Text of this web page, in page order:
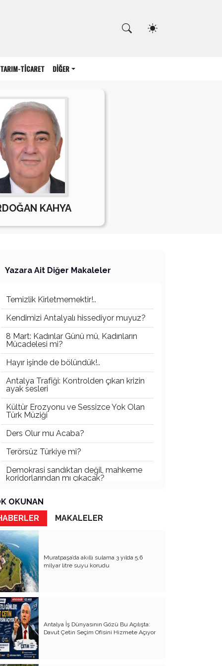
TARIM-TİCARET DİĞER
KAHYA
Yazara Ait Diğer Makaleler
Temizlik Kirletmemektir!..
Kendimizi Antalyalı hissediyor muyuz?
8 Mart: Kadınlar Günü mü, Kadınların
Mücadelesi mi?
Hayır işinde de bölündük!..
Antalya Trafiği: Kontrolden çıkan krizin
ayak sesleri
Kültür Erozyonu ve Sessizce Yok Olan
Türk Müziği
Ders Olur mu Acaba?
Terörsüz Türkiye mi?
Demokrasi sandıktan değil, mahkeme
koridorlarından mı çıkacak?
Gazetecinin kaderi!..
Turizmde Herşey Dahil Sistemi
tartışılmalı
MB Başkanı ve Şimşek’e
Padişahın Vergi Deneyi!..
Erdoğan ve Özel’e açık mektup!..
Bahçeli siyasetin zirvesine oturdu!..
Artık yeter!.. Başka Antalya yok!..
Milli Eğitim cemaatlere mi teslim
ediliyor?
Liyakatın Gözyaşları!..
OKUNAN
MAKALELER
Muratpaşa’da akıllı sulama 3 yılda 5,6
milyar litre suyu korudu
Antalya İş Dünyasının Gözü Bu Açılışta:
Davut Çetin Seçim Ofisini Hizmete Açıyor